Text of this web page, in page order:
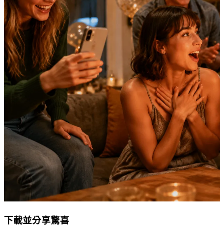
下載並分享驚喜